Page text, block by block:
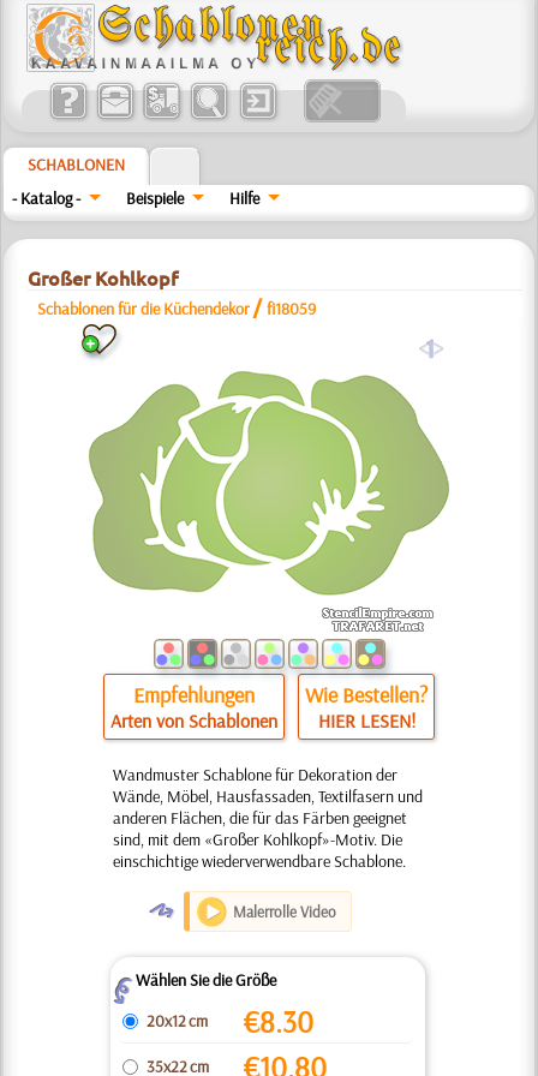
SCHABLONEN
- Katalog -
Beispiele Hilfe
Großer Kohlkopf
Schablonen für die Küchendekor /fi18059
a
Empfehlungen
Arten von Schablonen
Wie Bestellen?
HIER LESEN!
Wandmuster Schablone für Dekoration der
Wände, Möbel, Hausfassaden, Textilfasern und
anderen Flächen, die für das Färben geeignet
sind, mit dem «Großer Kohlkopf»-Motiv. Die
einschichtige wiederverwendbare Schablone.
O Malerrolle Video
ZWählen Sie die Größe
20x12 cm
€8.30
35x22 cm €10.80